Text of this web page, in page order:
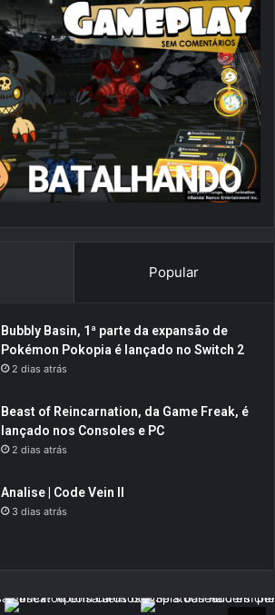
Popular
Bubbly Basin, 1ª parte da expansão de
Pokémon Pokopia é lançado no Switch 2
2 dias atrás
Beast of Reincarnation, da Game Freak, é
lançado nos Consoles e PC
2 dias atrás
Analise | Code Vein II
3 dias atrás